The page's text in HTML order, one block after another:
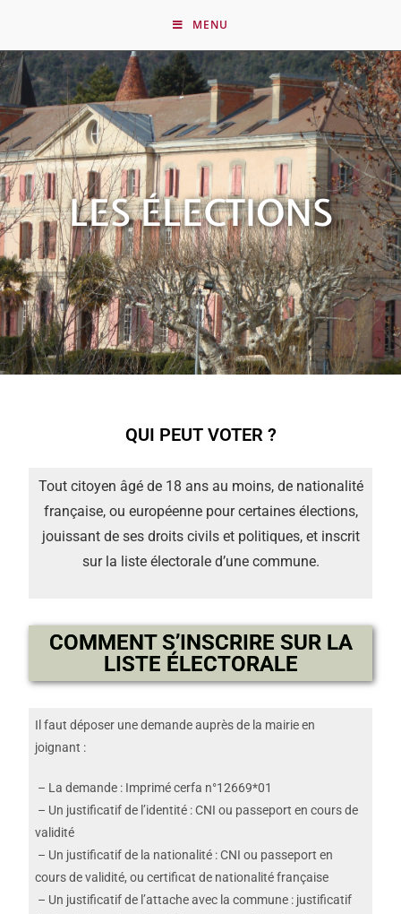
MENU
LES ÉLECTIONS
QUI PEUT VOTER ?
Tout citoyen âgé de 18 ans au moins, de nationalité
française, ou européenne pour certaines élections,
jouissant de ses droits civils et politiques, et inscrit
sur la liste électorale d’une commune.
COMMENT S’INSCRIRE SUR LA
LISTE ÉLECTORALE
Il faut déposer une demande auprès de la mairie en
joignant :
– La demande : Imprimé cerfa n°12669*01
– Un justificatif de l’identité : CNI ou passeport en cours de
validité
– Un justificatif de la nationalité : CNI ou passeport en
cours de validité, ou certificat de nationalité française
– Un justificatif de l’attache avec la commune : justificatif